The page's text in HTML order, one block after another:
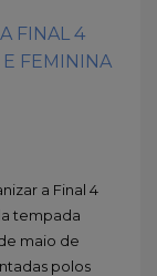
FINAL 4
E FEMININA
a Final 4
tempada
maio de
polos